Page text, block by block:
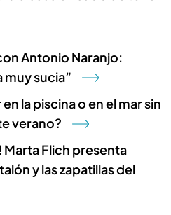
Antonio Naranjo:
muy sucia”
la piscina o en el mar sin
verano?
Marta Flich presenta
y las zapatillas del